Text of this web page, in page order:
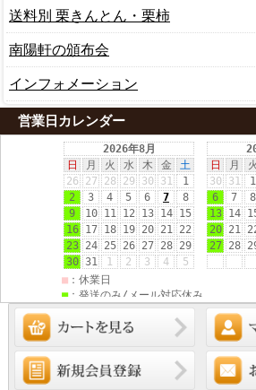
送料別 栗きんとん・栗柿
南陽軒の頒布会
インフォメーション
営業日カレンダー